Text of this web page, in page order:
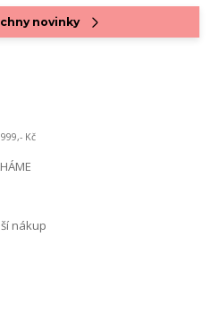
novinky
Kč
nákup